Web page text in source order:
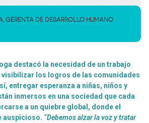
GERENTA DE DESARROLLO HUMANO
destacó la necesidad de un trabajo
visibilizar los logros de las comunidades
entregar esperanza a niñas, niños y
inmersos en una sociedad que cada
a un quiebre global, donde el
auspicioso. “Debemos alzar la voz y tratar